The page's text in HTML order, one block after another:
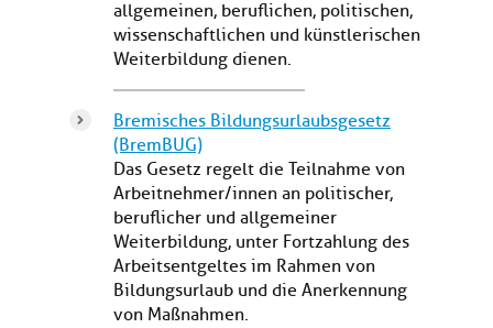
allgemeinen, beruflichen, politischen,
wissenschaftlichen und künstlerischen
Weiterbildung dienen.
Bremisches Bildungsurlaubsgesetz
(BremBUG)
Das Gesetz regelt die Teilnahme von
Arbeitnehmer/innen an politischer,
beruflicher und allgemeiner
Weiterbildung, unter Fortzahlung des
Arbeitsentgeltes im Rahmen von
Bildungsurlaub und die Anerkennung
von Maßnahmen.